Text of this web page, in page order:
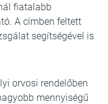
fiatalabb
A címben feltett
segítségével is
orvosi rendelőben
mennyiségű